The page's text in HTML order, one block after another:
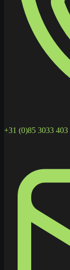
+31 (0)85 3033 403